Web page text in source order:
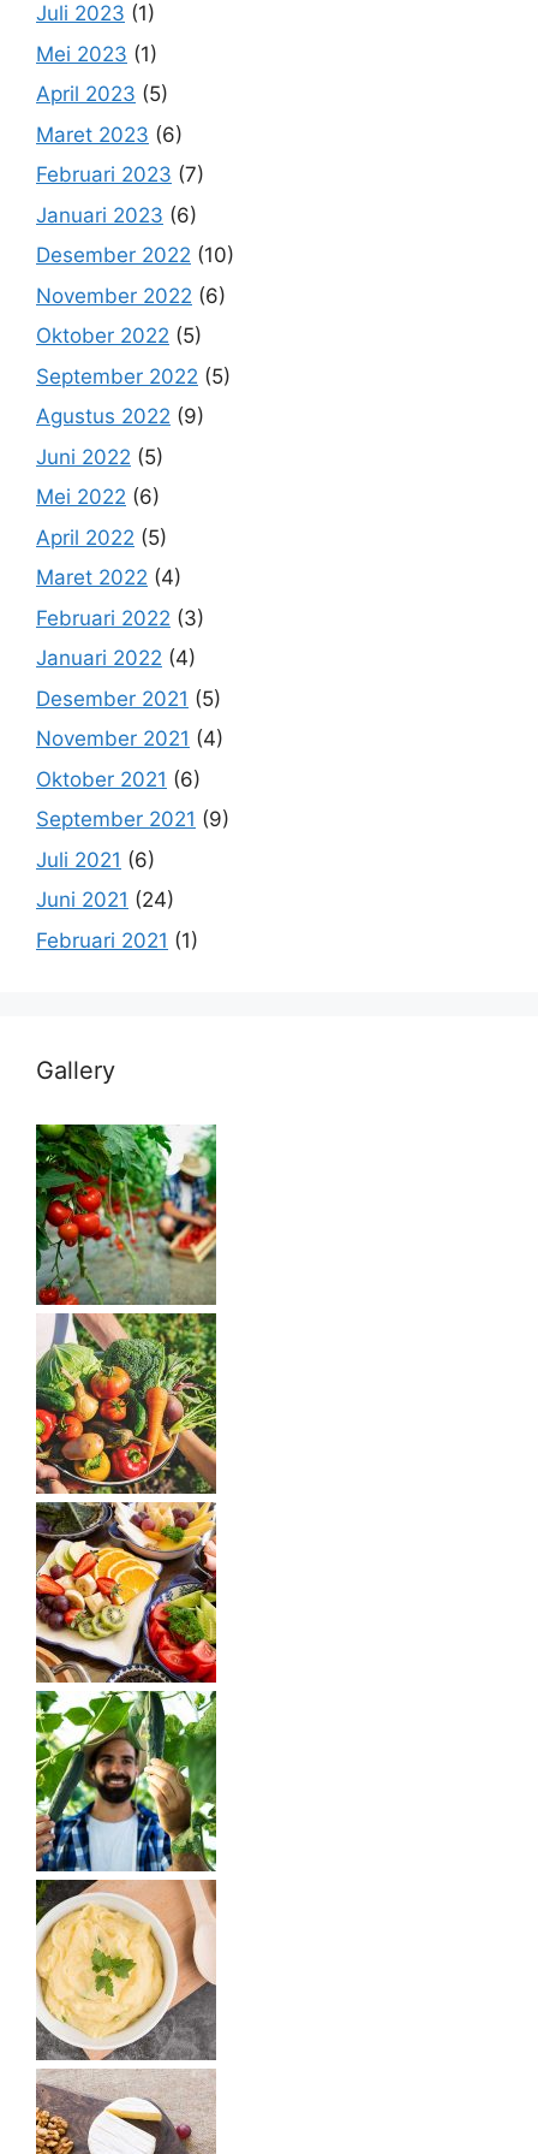
Juli 2023 (1)
Mei 2023 (1)
April 2023 (5)
Maret 2023 (6)
Februari 2023 (7)
Januari 2023 (6)
Desember 2022 (10)
November 2022 (6)
Oktober 2022 (5)
September 2022 (5)
Agustus 2022 (9)
Juni 2022 (5)
Mei 2022 (6)
April 2022 (5)
Maret 2022 (4)
Februari 2022 (3)
Januari 2022 (4)
Desember 2021 (5)
November 2021 (4)
Oktober 2021 (6)
September 2021 (9)
Juli 2021 (6)
Juni 2021 (24)
Februari 2021 (1)
Gallery